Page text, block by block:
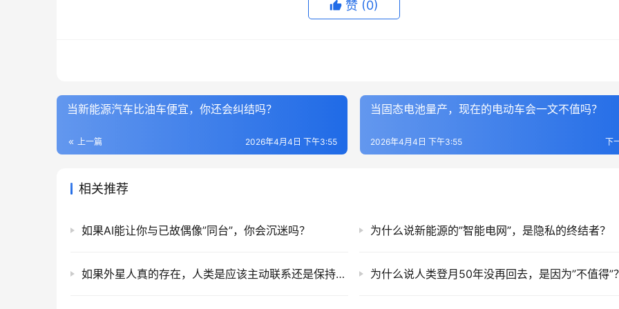
赞 (0)
当新能源汽车比油车便宜，你还会纠结吗？
上一篇 2026年4月4日 下午3:55
当固态电池量产，现在的电动车会一文不值吗？
下
2026年4月4日 下午3:55
相关推荐
如果AI能让你与已故偶像”同台”，你会沉迷吗？ 为什么说新能源的”智能电网”，是隐私的终结者？
如果外星人真的存在，人类是应该主动联系还是保持沉默？ 为什么说人类登月50年没再回去，是因为”不值得”